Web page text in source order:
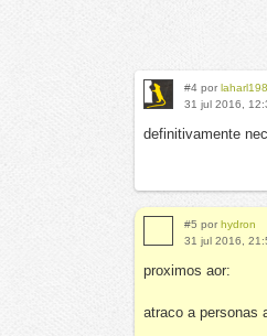
#4 por
31 jul 2016,
definitivamente
#5 por hydron
31 jul 2016,
proximos aor:
atraco a personas